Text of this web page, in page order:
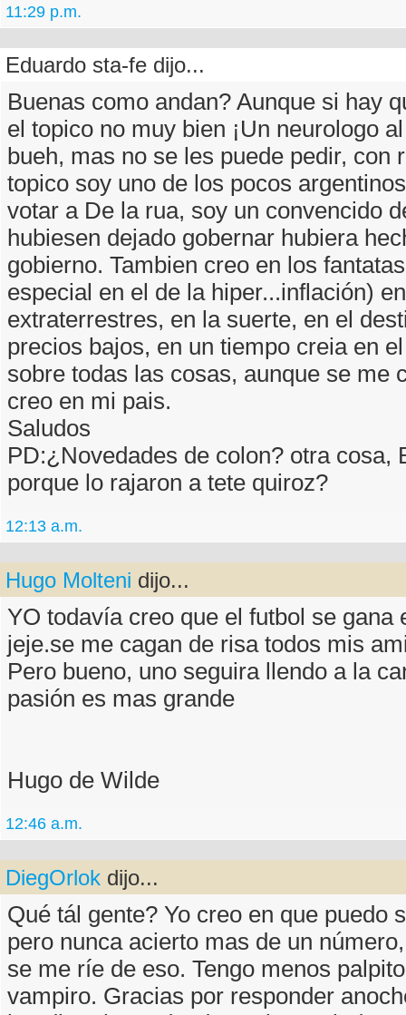
11:29 p.m.
Eduardo sta-fe dijo...
Buenas como andan? Aunque si hay
el topico no muy bien ¡Un neurologo
bueh, mas no se les puede pedir, con
topico soy uno de los pocos
votar a De la rua, soy un convencido
hubiesen dejado gobernar hubiera
gobierno. Tambien creo en los
especial en el de la hiper...inflación)
extraterrestres, en la suerte, en el
precios bajos, en un tiempo creia en
sobre todas las cosas, aunque se me
creo en mi pais.
Saludos
PD:¿Novedades de colon? otra cosa,
porque lo rajaron a tete quiroz?
12:13 a.m.
Hugo Molteni dijo...
YO todavía creo que el futbol se gana
jeje.se me cagan de risa todos mis
Pero bueno, uno seguira llendo a la
pasión es mas grande
Hugo de Wilde
12:46 a.m.
DiegOrlok dijo...
Qué tál gente? Yo creo en que puedo
pero nunca acierto mas de un
se me ríe de eso. Tengo menos
vampiro. Gracias por responder